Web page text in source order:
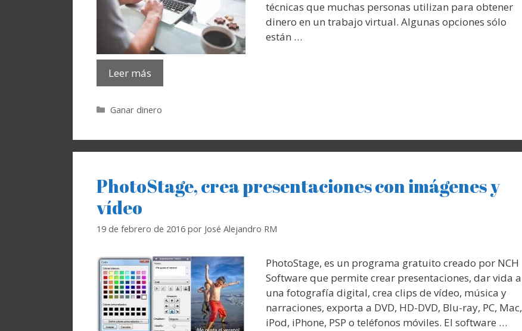
técnicas que muchas personas utilizan para obtener
dinero en un trabajo virtual. Algunas opciones sólo
están …
Leer más
Categorías
Ganar dinero
PhotoStage, crea presentaciones con imágenes y
vídeo
19 de febrero de 2016 por José Alejandro RM
PhotoStage, es un programa gratuito creado por NCH
Software que permite crear presentaciones, dar vida a
una fotografía digital, crea clips de vídeo, música y
narraciones, exporta a DVD, HD-DVD, Blu-ray, PC, Mac,
iPod, iPhone, PSP o teléfonos móviles. El software …